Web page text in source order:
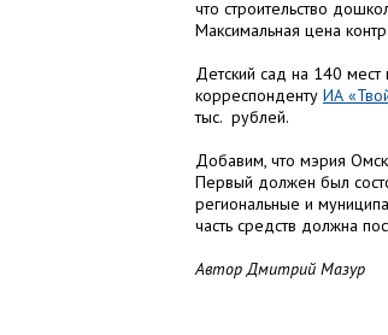
что строительство
Максимальная цена
Детский сад на 140 мест
корреспонденту ИА
тыс. рублей.
Добавим, что мэрия
Первый должен был
региональные и
часть средств должна
Автор Дмитрий Мазур